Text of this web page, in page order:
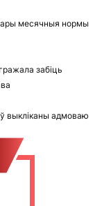
месячныя нормы
забіць
выкліканы адмоваю